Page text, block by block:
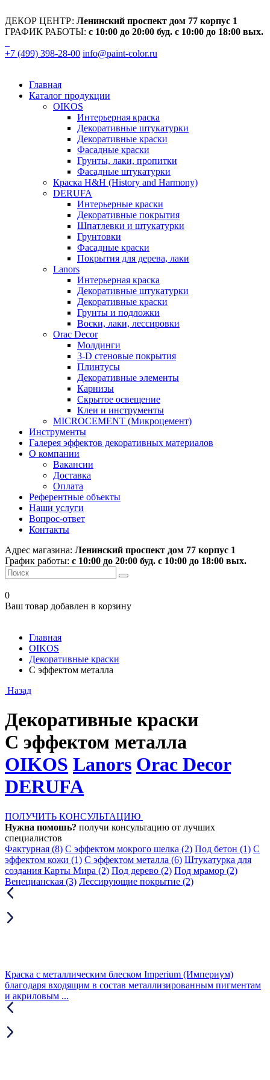
ДЕКОР ЦЕНТР: Ленинский проспект дом 77 корпус 1
ГРАФИК РАБОТЫ: с 10:00 до 20:00 буд. с 10:00 до 18:00 вых.
+7 (499) 398-28-00 info@paint-color.ru
Главная
Каталог продукции
OIKOS
Интерьерная краска
Декоративные штукатурки
Декоративные краски
Фасадные краски
Грунты, лаки, пропитки
Фасадные штукатурки
Краска H&H (History and Harmony)
DERUFA
Интерьерные краски
Декоративные покрытия
Шпатлевки и штукатурки
Грунтовки
Фасадные краски
Покрытия для дерева, лаки
Lanors
Интерьерная краска
Декоративные штукатурки
Декоративные краски
Грунты и подложки
Воски, лаки, лессировки
Orac Decor
Молдинги
3-D стеновые покрытия
Плинтусы
Декоративные элементы
Карнизы
Скрытое освещение
Клеи и инструменты
MICROCEMENT (Микроцемент)
Инструменты
Галерея эффектов декоративных материалов
О компании
Вакансии
Доставка
Оплата
Референтные объекты
Наши услуги
Вопрос-ответ
Контакты
Адрес магазина: Ленинский проспект дом 77 корпус 1
График работы: с 10:00 до 20:00 буд. с 10:00 до 18:00 вых.
0
Ваш товар добавлен в корзину
Главная
OIKOS
Декоративные краски
С эффектом металла
Назад
Декоративные краски
С эффектом металла
OIKOS Lanors Orac Decor
DERUFA
ПОЛУЧИТЬ КОНСУЛЬТАЦИЮ
Нужна помошь? получи консультацию от лучших
специалистов
Фактурная (8) С эффектом мокрого шелка (2) Под бетон (1) С
эффектом кожи (1) С эффектом металла (6) Штукатурка для
создания Карты Мира (2) Под дерево (2) Под мрамор (2)
Венецианская (3) Лессирующие покрытие (2)
Краска с металлическим блеском Imperium (Империум)
благодаря входящим в состав металлизированным пигментам
и акриловым ...